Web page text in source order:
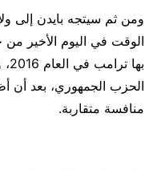
ومن ثم سيتجه بايدن إلى
الوقت في اليوم الأخير من
الحزب الجمهوري، بعد أن
منافسة متقاربة.